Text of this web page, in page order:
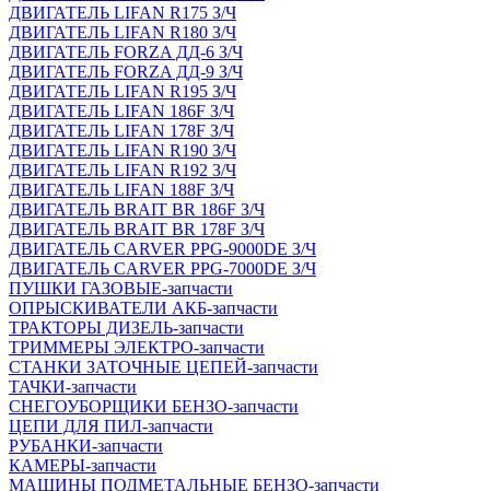
ДВИГАТЕЛЬ LIFAN R175 З/Ч
ДВИГАТЕЛЬ LIFAN R180 З/Ч
ДВИГАТЕЛЬ FORZA ДД-6 З/Ч
ДВИГАТЕЛЬ FORZA ДД-9 З/Ч
ДВИГАТЕЛЬ LIFAN R195 З/Ч
ДВИГАТЕЛЬ LIFAN 186F З/Ч
ДВИГАТЕЛЬ LIFAN 178F З/Ч
ДВИГАТЕЛЬ LIFAN R190 З/Ч
ДВИГАТЕЛЬ LIFAN R192 З/Ч
ДВИГАТЕЛЬ LIFAN 188F З/Ч
ДВИГАТЕЛЬ BRAIT BR 186F З/Ч
ДВИГАТЕЛЬ BRAIT BR 178F З/Ч
ДВИГАТЕЛЬ CARVER PPG-9000DE З/Ч
ДВИГАТЕЛЬ CARVER PPG-7000DE З/Ч
ПУШКИ ГАЗОВЫЕ-запчасти
ОПРЫСКИВАТЕЛИ АКБ-запчасти
ТРАКТОРЫ ДИЗЕЛЬ-запчасти
ТРИММЕРЫ ЭЛЕКТРО-запчасти
СТАНКИ ЗАТОЧНЫЕ ЦЕПЕЙ-запчасти
ТАЧКИ-запчасти
СНЕГОУБОРЩИКИ БЕНЗО-запчасти
ЦЕПИ ДЛЯ ПИЛ-запчасти
РУБАНКИ-запчасти
КАМЕРЫ-запчасти
МАШИНЫ ПОДМЕТАЛЬНЫЕ БЕНЗО-запчасти